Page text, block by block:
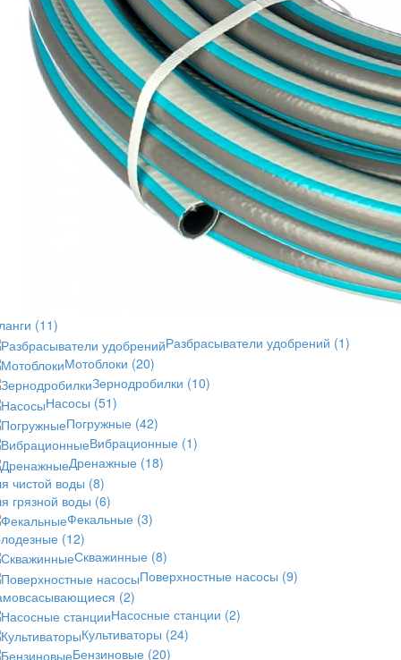
(11)
Разбрасыватели удобрений (1)
Мотоблоки (20)
Зернодробилки (10)
Насосы (51)
Погружные (42)
Вибрационные (1)
Дренажные (18)
чистой воды (8)
грязной воды (6)
Фекальные (3)
(12)
Скважинные (8)
Поверхностные насосы (9)
(2)
Насосные станции (2)
Культиваторы (24)
Бензиновые (20)